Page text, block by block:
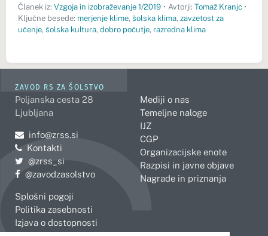
Članek iz: Vzgoja in izobraževanje 1/2019 • Avtorji: Tomaž Kranjc •
Ključne besede: merjenje klime, šolska klima, zavzetost za
učenje, šolska kultura, dobro počutje, razredna klima
ZAVOD RS ZA ŠOLSTVO
Poljanska cesta 28
Ljubljana
Pošljite e-mail na
info@zrss.si
Kontakti
Pojdite na Twitter:
@zrss_si
Pojdite na Facebook:
@zavodzasolstvo
Splošni pogoji
Politika zasebnosti
Izjava o dostopnosti
Mediji o nas
Temeljne naloge
IJZ
CGP
Organizacijske enote
Razpisi in javne objave
Nagrade in priznanja